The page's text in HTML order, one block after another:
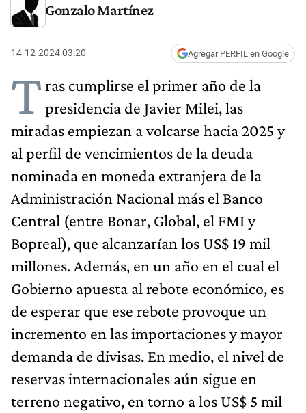
Gonzalo Martínez
14-12-2024 03:20 Agregar PERFIL en Google
Tras cumplirse el primer año de la
presidencia de Javier Milei, las
miradas empiezan a volcarse hacia 2025 y
al perfil de vencimientos de la deuda
nominada en moneda extranjera de la
Administración Nacional más el Banco
Central (entre Bonar, Global, el FMI y
Bopreal), que alcanzarían los US$ 19 mil
millones. Además, en un año en el cual el
Gobierno apuesta al rebote económico, es
de esperar que ese rebote provoque un
incremento en las importaciones y mayor
demanda de divisas. En medio, el nivel de
reservas internacionales aún sigue en
terreno negativo, en torno a los US$ 5 mil